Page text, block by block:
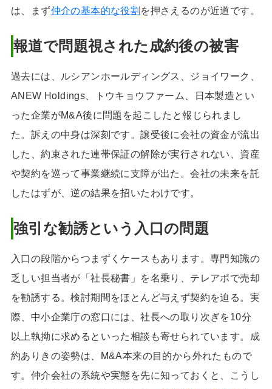
は、まず仲介の基本的な役割 を押さえるのが近道です。
報道で問題視された成約後の被害
過去には、ルシアンホールディングス、ジョイワーク、
ANEW Holdings、トウキョウファーム、日本製造とい
った企業がM&A後に問題を起こしたと報じられまし
た。訴えの中身は深刻です。譲受後に会社の資金が流出
した、約束された連帯保証の解除が実行されない、資産
や契約を巡って事業継続に支障が出た。会社の未来を託
したはずが、逆の結果を招いたわけです。
強引な勧誘という入口の問題
入口の段階からつまずくケースもあります。専門知識の
乏しい担当者が「社長秘書」を名乗り、テレアポで売却
を勧誘する。検討期間をほとんど与えず契約を迫る。実
際、中小企業庁の窓口には、社長への取り次ぎを10分
以上執拗に求めるといった相談も寄せられています。成
約ありきの姿勢は、M&A本来の目的から外れたもので
す。仲介会社の系統や実態を先に知っておくと、こうし